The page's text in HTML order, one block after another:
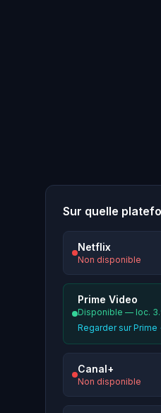
Sur quelle
Netflix
Non disponible
Prime Video
Disponible — loc.
Regarder sur Prime
Canal+
Non disponible